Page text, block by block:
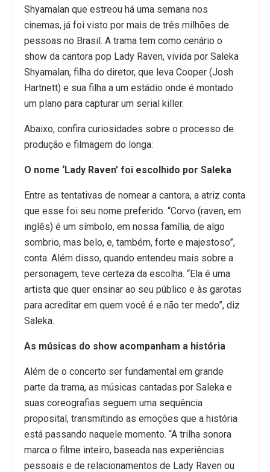
Shyamalan que estreou há uma semana nos
cinemas, já foi visto por mais de três milhões de
pessoas no Brasil. A trama tem como cenário o
show da cantora pop Lady Raven, vivida por Saleka
Shyamalan, filha do diretor, que leva Cooper (Josh
Hartnett) e sua filha a um estádio onde é montado
um plano para capturar um serial killer.
Abaixo, confira curiosidades sobre o processo de
produção e filmagem do longa:
O nome ‘Lady Raven’ foi escolhido por Saleka
Entre as tentativas de nomear a cantora, a atriz conta
que esse foi seu nome preferido. “Corvo (raven, em
inglês) é um símbolo, em nossa família, de algo
sombrio, mas belo, e, também, forte e majestoso”,
conta. Além disso, quando entendeu mais sobre a
personagem, teve certeza da escolha. “Ela é uma
artista que quer ensinar ao seu público e às garotas
para acreditar em quem você é e não ter medo”, diz
Saleka.
As músicas do show acompanham a história
Além de o concerto ser fundamental em grande
parte da trama, as músicas cantadas por Saleka e
suas coreografias seguem uma sequência
proposital, transmitindo as emoções que a história
está passando naquele momento. “A trilha sonora
marca o filme inteiro, baseada nas experiências
pessoais e de relacionamentos de Lady Raven ou